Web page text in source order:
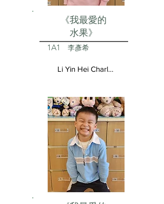
《我最愛的
水果》
1A1 李彥希
Li Yin Hei Charlotte